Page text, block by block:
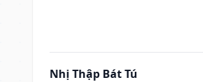
Nhị Thập Bát Tú